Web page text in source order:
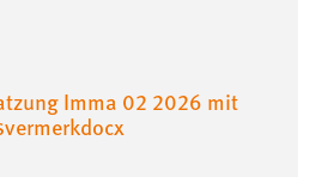
Imma 02 2026 mit